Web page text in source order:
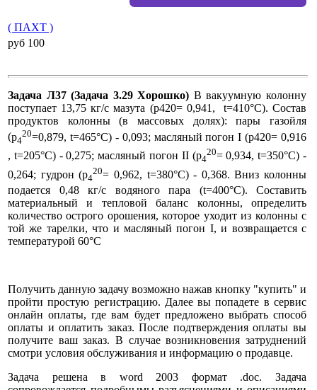
( ПАХТ )
pуб 100
Задача Л37 (Задача 3.29 Хорошко) В вакуумную колонну
поступает 13,75 кг/с мазута (р420= 0,941, t=410°С). Состав
продуктов колонны (в массовых долях): пары газойля
(р4
20=0,879, t=465°С) - 0,093; масляный погон I (р420= 0,916
, t=205°С) - 0,275; масляный погон II (р4
20= 0,934, t=350°С) -
0,264; гудрон (р4
20= 0,962, t=380°С) - 0,368. Вниз колонны
подается 0,48 кг/с водяного пара (t=400°С). Составить
материальный и тепловой баланс колонны, определить
количество острого орошения, которое уходит из колонны с
той же тарелки, что и масляный погон I, и возвращается с
температурой 60°С
Получить данную задачу возможно нажав кнопку "купить" и
пройти простую регистрацию. Далее вы попадете в сервис
онлайн оплаты, где вам будет предложено выбрать способ
оплаты и оплатить заказ. После подтверждения оплаты вы
получите ваш заказ. В случае возникновения затруднений
смотри условия обслуживания и информацию о продавце.
Задача решена в word 2003 формат .doc. Задача